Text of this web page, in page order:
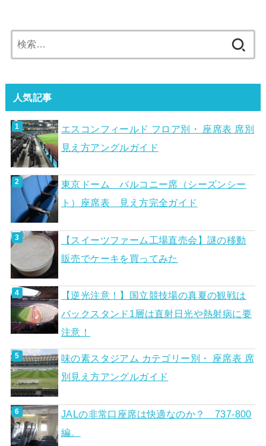
索:
人気記事
エスコンフィールド フロア別・ 座席表 席別
見え方アングルガイド
東京ドーム バルコニー席（シーズンシー
ト）座席表 見え方完全ガイド
【スイーツファーム工場直売会】謎の移動
販売でケーキを買ってみた
【逆光注意！】国立競技場の真夏の観戦は
バックスタンド1層は直射日光や熱射病に要
注意！
味の素スタジアム カテゴリー別・ 座席表 席
別見え方アングルガイド
JALの非常口座席は快適なのか？ 737-800
編。